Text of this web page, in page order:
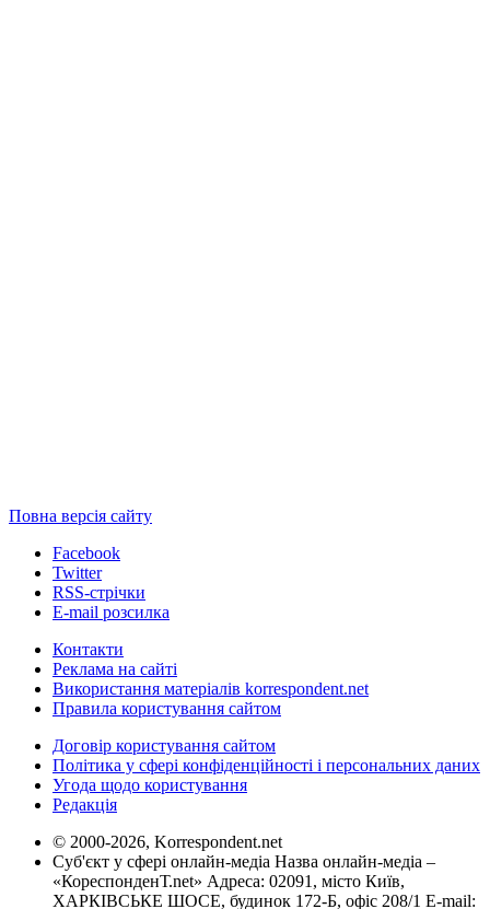
Повна версія сайту
Facebook
Twitter
RSS-стрічки
E-mail розсилка
Контакти
Реклама на сайті
Використання матеріалів korrespondent.net
Правила користування сайтом
Договір користування сайтом
Політика у сфері конфіденційності і персональних даних
Угода щодо користування
Редакція
© 2000-2026, Korrespondent.net
Суб'єкт у сфері онлайн-медіа Назва онлайн-медіа –
«КореспонденТ.net» Адреса: 02091, місто Київ,
ХАРКІВСЬКЕ ШОСЕ, будинок 172-Б, офіс 208/1 E-mail: